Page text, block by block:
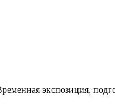
экспозиция,